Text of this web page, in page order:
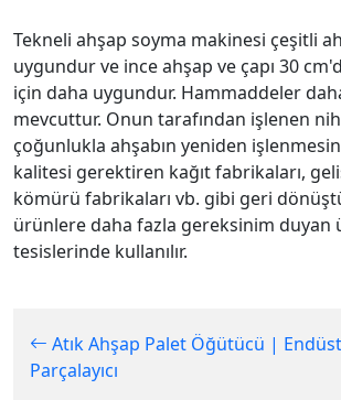
Tekneli ahşap soyma makinesi çeşitli
uygundur ve ince ahşap ve çapı 30
için daha uygundur. Hammaddeler
mevcuttur. Onun tarafından işlenen
çoğunlukla ahşabın yeniden
kalitesi gerektiren kağıt fabrikaları,
kömürü fabrikaları vb. gibi geri
ürünlere daha fazla gereksinim duyan
tesislerinde kullanılır.
Atık Ahşap Palet Öğütücü |
Parçalayıcı